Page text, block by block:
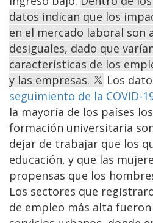
datos indican que los
en el mercado laboral son
desiguales, dado que
características de los
y las empresas.
Los
seguimiento de la COVID-
la mayoría de los países
formación universitaria
dejar de trabajar que los
educación, y que las
propensas que los
Los sectores que
de empleo más alta